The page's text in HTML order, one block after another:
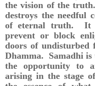
the vision of the
destroys the needful
of eternal truth. It
prevent or block
doors of undisturbed
Dhamma. Samadhi is
the opportunity to
arising in the stage